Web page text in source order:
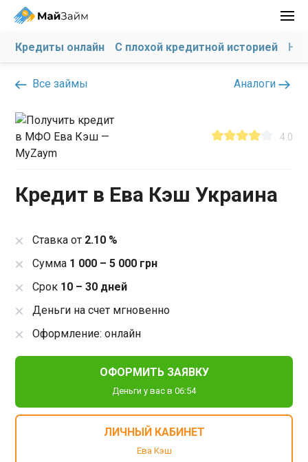
Кредиты онлайн С плохой кредитной историей На
Все займы Аналоги
4.0
Кредит в Ева Кэш Украина
Ставка от 2.10 %
Сумма 1 000 – 5 000 грн
Срок 10 – 30 дней
Деньги на счет мгновенно
Оформление: онлайн
ОФОРМИТЬ ЗАЯВКУ
Деньги у вас в 06:54
ЛИЧНЫЙ КАБИНЕТ
Ева Кэш